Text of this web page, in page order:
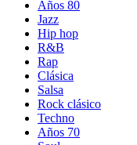
Años 80
Jazz
Hip hop
R&B
Rap
Clásica
Salsa
Rock clásico
Techno
Años 70